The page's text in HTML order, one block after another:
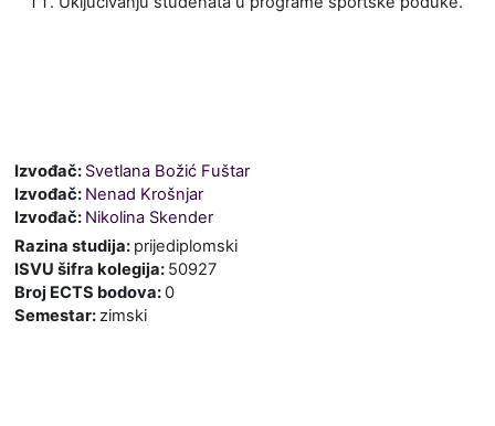
Izvođač: Svetlana Božić Fuštar
Izvođač: Nenad Krošnjar
Izvođač: Nikolina Skender
Razina studija: prijediplomski
ISVU šifra kolegija: 50927
Broj ECTS bodova:0
Semestar:zimski